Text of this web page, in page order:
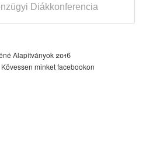
Diákkonferencia
Alapítványok 2016
Kövessen minket facebookon